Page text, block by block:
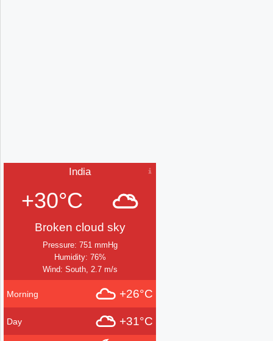
India
+30°C
Broken cloud sky
Pressure: 751 mmHg
Humidity: 76%
Wind: South, 2.7 m/s
Morning +26°C
Day +31°C